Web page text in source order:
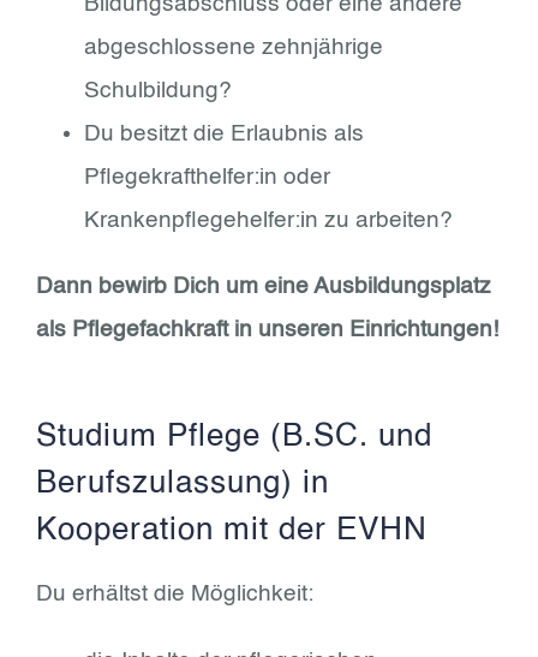
abgeschlossene zehnjährige
Schulbildung?
Du besitzt die Erlaubnis als
Pflegekrafthelfer:in oder
Krankenpflegehelfer:in zu arbeiten?
Dann bewirb Dich um eine Ausbildungsplatz
als Pflegefachkraft in unseren Einrichtungen!
Studium Pflege (B.SC. und
Berufszulassung) in
Kooperation mit der EVHN
Du erhältst die Möglichkeit: